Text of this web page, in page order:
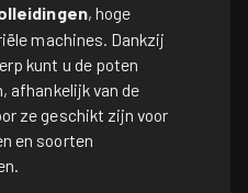
, hoge
machines. Dankzij
kunt u de poten
afhankelijk van de
ze geschikt zijn voor
en soorten